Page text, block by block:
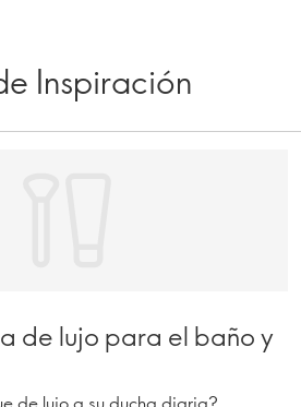
Inspiración
de lujo para el baño y
de lujo a su ducha diaria?